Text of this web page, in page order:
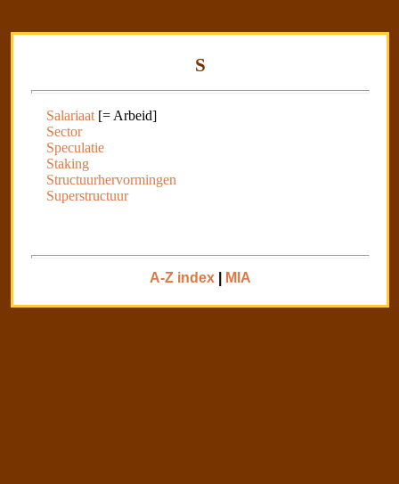
S
Salariaat [= Arbeid]
Sector
Speculatie
Staking
Structuurhervormingen
Superstructuur
A-Z index| MIA